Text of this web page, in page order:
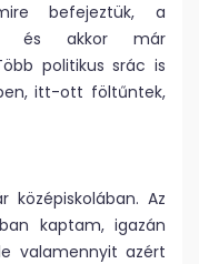
befejeztük, a
és akkor már
politikus srác is
itt-ott föltűntek,
Az
kaptam, igazán
valamennyit azért